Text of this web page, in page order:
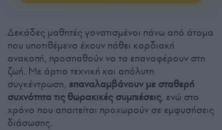
Δεκάδες μαθητές γονατισμένοι πάνω από άτομα
που υποτιθέμενα έχουν πάθει καρδιακή
ανακοπή, προσπαθούν να τα επαναφέρουν στη
ζωή. Με άρτια τεχνική και απόλυτη
συγκέντρωση, επαναλαμβάνουν με σταθερή
συχνότητα τις θωρακικές συμπιέσεις, ενώ στο
χρόνο που απαιτείται προχωρούν σε εμφυσήσεις
διάσωσης.